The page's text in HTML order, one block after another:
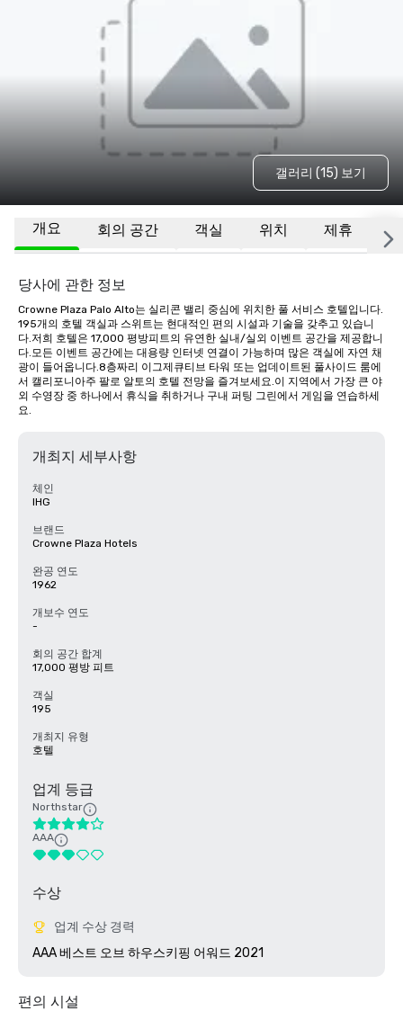
갤러리 (15) 보기
개요 회의 공간 객실 위치 제휴
당사에 관한 정보
Crowne Plaza Palo Alto는 실리콘 밸리 중심에 위치한 풀 서비스 호텔입니다.
195개의 호텔 객실과 스위트는 현대적인 편의 시설과 기술을 갖추고 있습니
다.저희 호텔은 17,000 평방피트의 유연한 실내/실외 이벤트 공간을 제공합니
다.모든 이벤트 공간에는 대용량 인터넷 연결이 가능하며 많은 객실에 자연 채
광이 들어옵니다.8층짜리 이그제큐티브 타워 또는 업데이트된 풀사이드 룸에
서 캘리포니아주 팔로 알토의 호텔 전망을 즐겨보세요.이 지역에서 가장 큰 야
외 수영장 중 하나에서 휴식을 취하거나 구내 퍼팅 그린에서 게임을 연습하세
요.
개최지 세부사항
체인
IHG
브랜드
Crowne Plaza Hotels
완공 연도
1962
개보수 연도
-
회의 공간 합계
17,000 평방 피트
객실
195
개최지 유형
호텔
업계 등급
Northstar
AAA
수상
업계 수상 경력
AAA 베스트 오브 하우스키핑 어워드 2021
편의 시설